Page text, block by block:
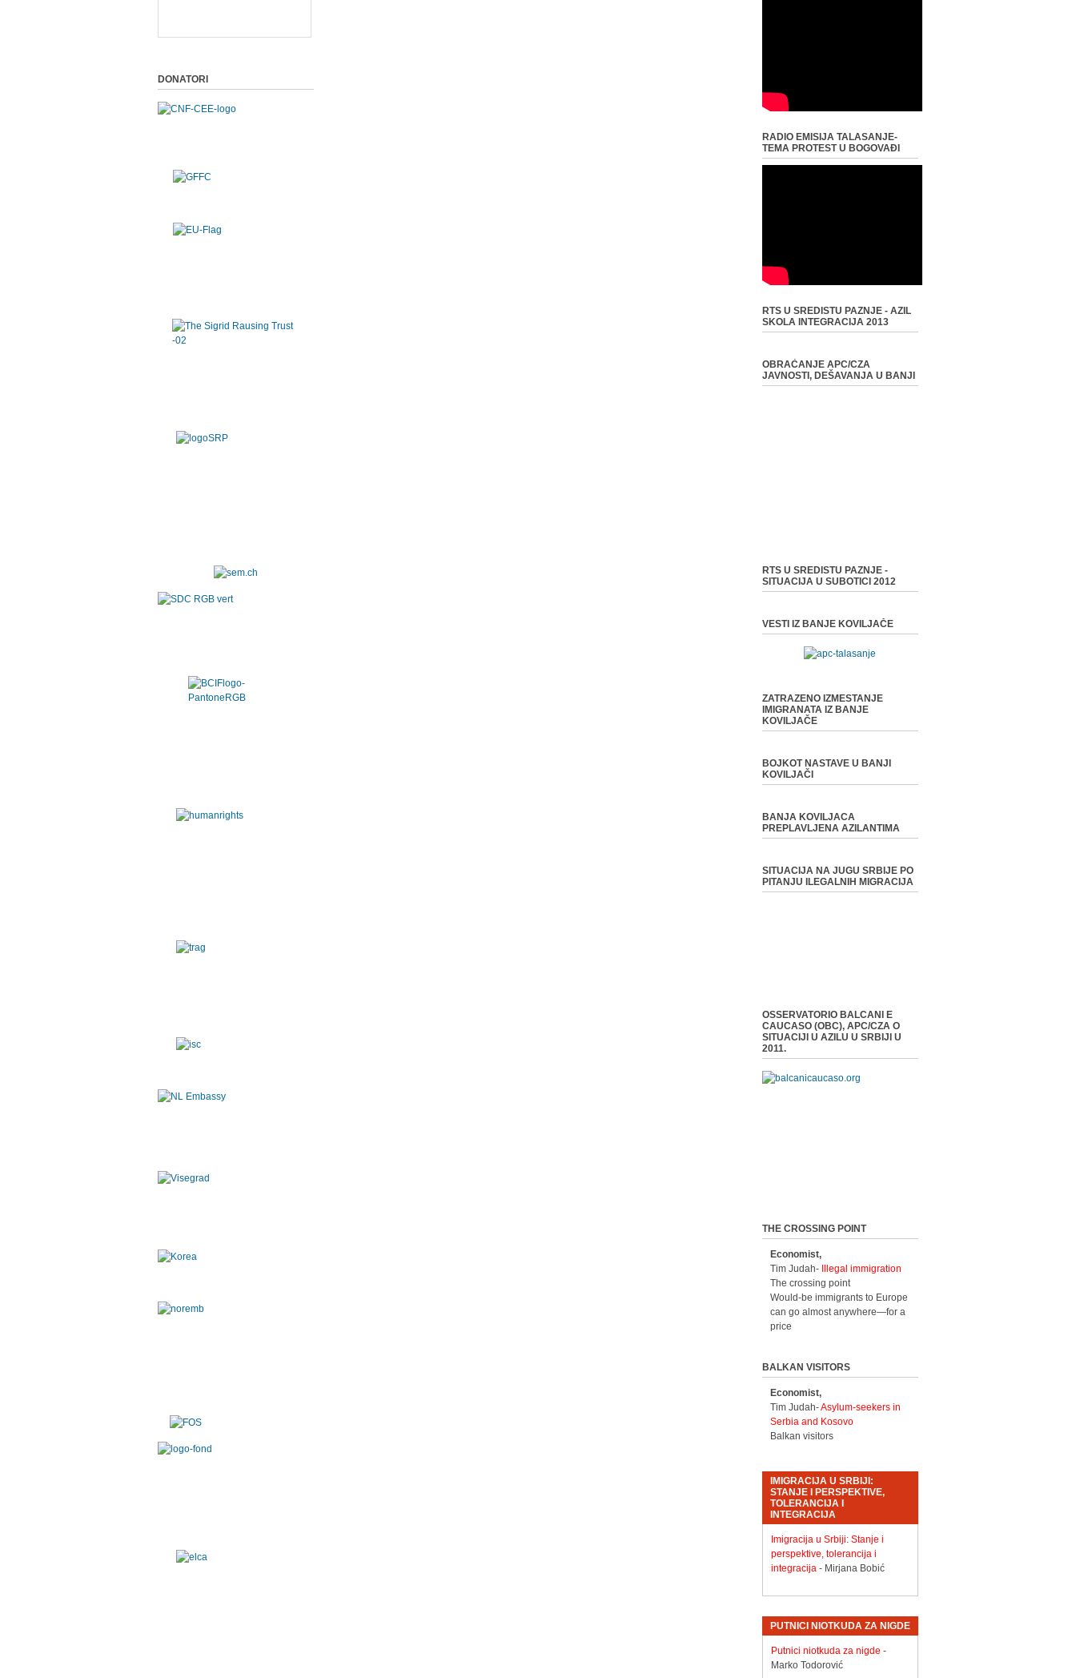
DONATORI
RADIO EMISIJA TALASANJE-
TEMA PROTEST U BOGOVAĐI
RTS U SREDISTU PAZNJE - AZIL
SKOLA INTEGRACIJA 2013
OBRAĆANJE APC/CZA
JAVNOSTI, DEŠAVANJA U BANJI
RTS U SREDISTU PAZNJE -
SITUACIJA U SUBOTICI 2012
VESTI IZ BANJE KOVILJAČE
ZATRAZENO IZMESTANJE
IMIGRANATA IZ BANJE
KOVILJAČE
BOJKOT NASTAVE U BANJI
KOVILJAČI
BANJA KOVILJACA
PREPLAVLJENA AZILANTIMA
SITUACIJA NA JUGU SRBIJE PO
PITANJU ILEGALNIH MIGRACIJA
OSSERVATORIO BALCANI E
CAUCASO (OBC), APC/CZA O
SITUACIJI U AZILU U SRBIJI U
2011.
THE CROSSING POINT
Economist,
Tim Judah-
Illegal immigration
The crossing point
Would-be immigrants to Europe
can go almost anywhere—for a
price
BALKAN VISITORS
Economist,
Tim Judah-Asylum-seekers in
Serbia and Kosovo
Balkan visitors
IMIGRACIJA U SRBIJI:
STANJE I PERSPEKTIVE,
TOLERANCIJA I
INTEGRACIJA
Imigracija u Srbiji: Stanje i
perspektive, tolerancija i
integracija- Mirjana Bobić
PUTNICI NIOTKUDA ZA NIGDE
Putnici niotkuda za nigde -
Marko Todorović